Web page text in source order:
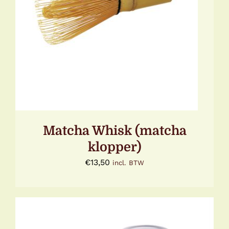
Gewaardeerd
TOEVOEGEN AAN WINKELWAGEN
Matcha Whisk (matcha
klopper)
€13,50 incl. BTW